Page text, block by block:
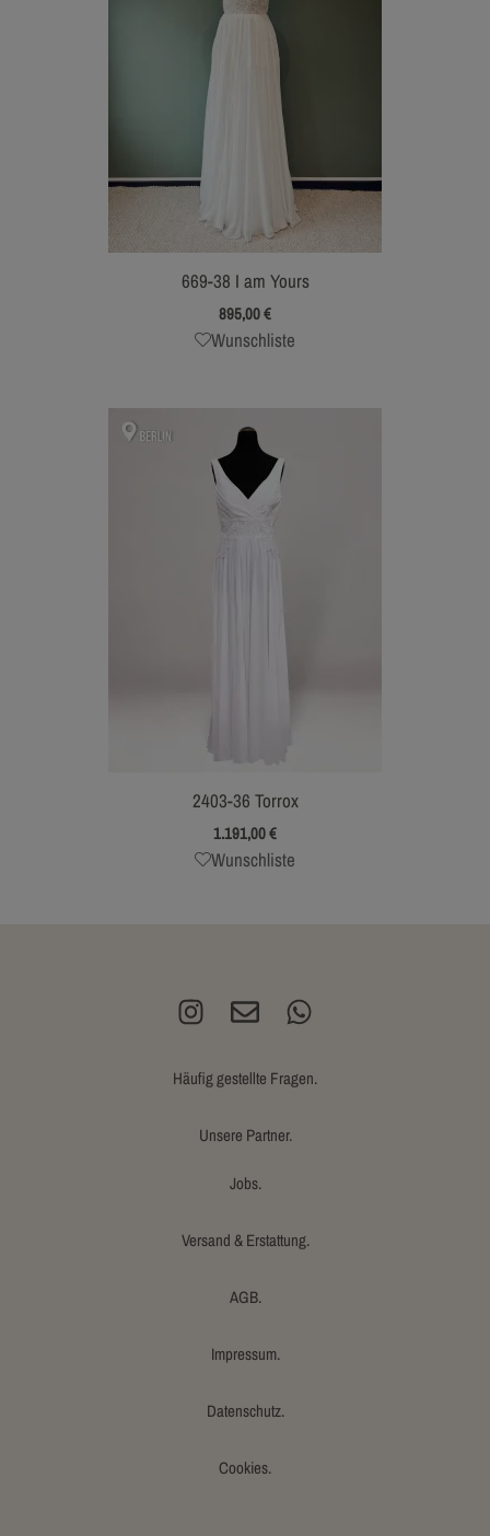
669-38 I am Yours
895,00€
Wunschliste
2403-36 Torrox
1.191,00€
Wunschliste
Häufig gestellte Fragen.
Unsere Partner.
Jobs.
Versand & Erstattung.
AGB.
Impressum.
Datenschutz.
Cookies.